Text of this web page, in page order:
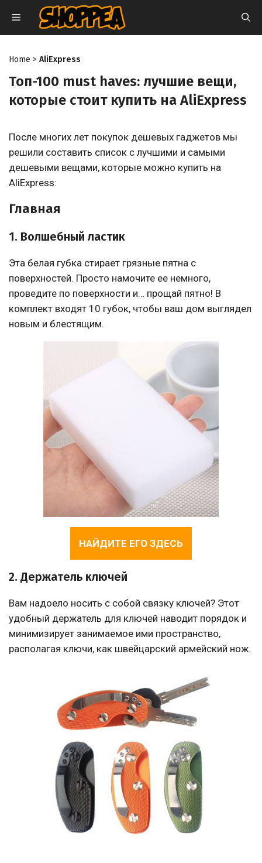
Перейти
содержимому
МЕНЮ
Home > AliExpress
Топ-100 must haves: лучшие вещи,
которые стоит купить на AliExpress
После многих лет покупок дешевых гаджетов мы
решили составить список с лучшими и самыми
дешевыми вещами, которые можно купить на
AliExpress:
Главная
1. Волшебный ластик
Эта белая губка стирает грязные пятна с
поверхностей. Просто намочите ее немного,
проведите по поверхности и… прощай пятно! В
комплект входят 10 губок, чтобы ваш дом выглядел
новым и блестящим.
НАЙДИТЕ ЕГО ЗДЕСЬ
2. Держатель ключей
Вам надоело носить с собой связку ключей? Этот
удобный держатель для ключей наводит порядок и
минимизирует занимаемое ими пространство,
располагая ключи, как швейцарский армейский нож.